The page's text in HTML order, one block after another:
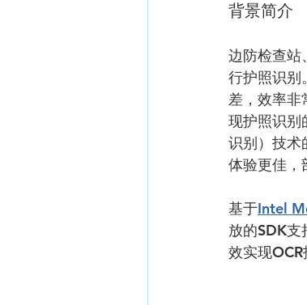
背景简介
边防检查站
行护照识别
差，效率非
现护照识别
识别）技术
体验更佳，
基于Intel
放的SDK
效实现OCR